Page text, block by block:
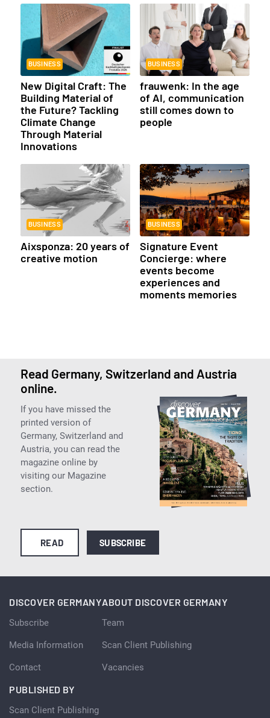
BUSINESS
New Digital Craft: The
Building Material of
the Future? Tackling
Climate Change
Through Material
Innovations
BUSINESS
frauwenk: In the age
of AI, communication
still comes down to
people
BUSINESS
Aixsponza: 20 years of
creative motion
BUSINESS
Signature Event
Concierge: where
events become
experiences and
moments memories
Read Germany, Switzerland and Austria
online.
If you have missed the
printed version of
Germany, Switzerland and
Austria, you can read the
magazine online by
visiting our Magazine
section.
READ SUBSCRIBE
DISCOVER GERMANY
Subscribe
Media Information
Contact
ABOUT DISCOVER GERMANY
Team
Scan Client Publishing
Vacancies
PUBLISHED BY
Scan Client Publishing